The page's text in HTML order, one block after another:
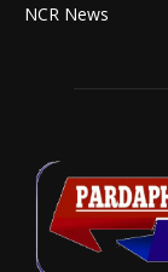
NCR News